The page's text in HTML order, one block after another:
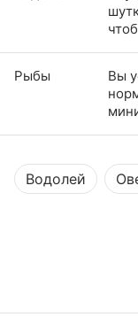
Рыбы
Вы
Водолей